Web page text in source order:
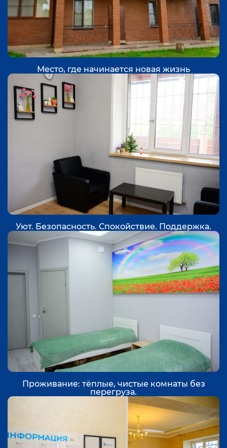
Место, где начинается новая жизнь
Уют. Безопасность. Спокойствие. Поддержка.
Проживание: тёплые, чистые комнаты без
перегруза.